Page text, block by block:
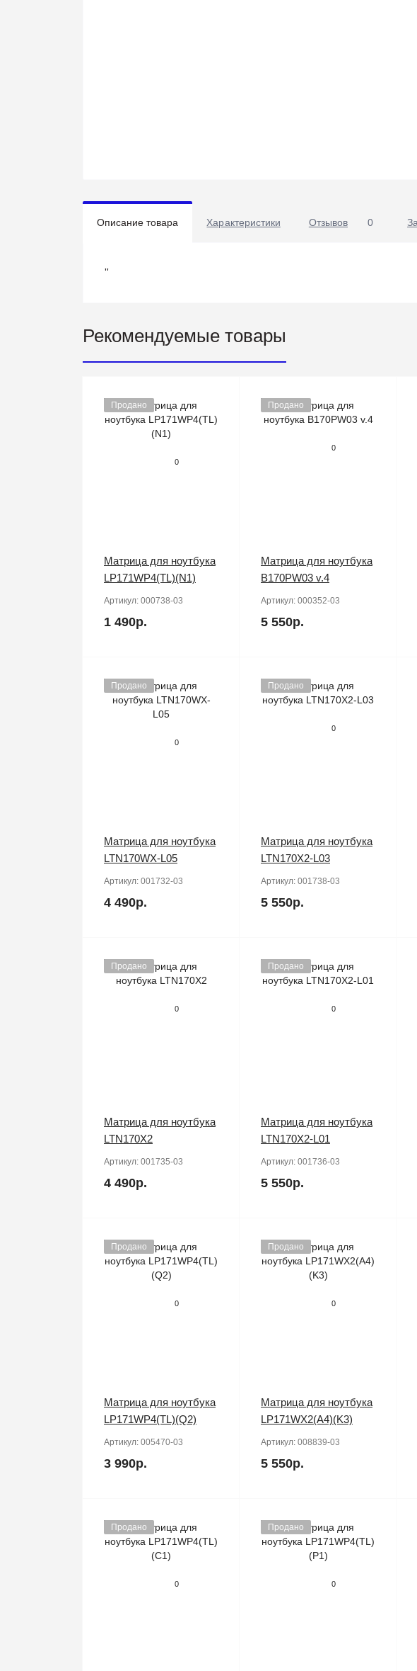
Описание товара Характеристики Отзывов 0
''
Рекомендуемые товары
Продано
0
Матрица для ноутбука
LP171WP4(TL)(N1)
Артикул: 000738-03
1 490р.
Продано
0
Матрица для ноутбука
B170PW03 v.4
Артикул: 000352-03
5 550р.
Продано
0
Матрица для ноутбука
LTN170WX-L05
Артикул: 001732-03
4 490р.
Продано
0
Матрица для ноутбука
LTN170X2-L03
Артикул: 001738-03
5 550р.
Продано
0
Матрица для ноутбука
LTN170X2
Артикул: 001735-03
4 490р.
Продано
0
Матрица для ноутбука
LTN170X2-L01
Артикул: 001736-03
5 550р.
Продано
0
Матрица для ноутбука
LP171WP4(TL)(Q2)
Артикул: 005470-03
3 990р.
Продано
0
Матрица для ноутбука
LP171WX2(A4)(K3)
Артикул: 008839-03
5 550р.
Продано
0
Продано
0